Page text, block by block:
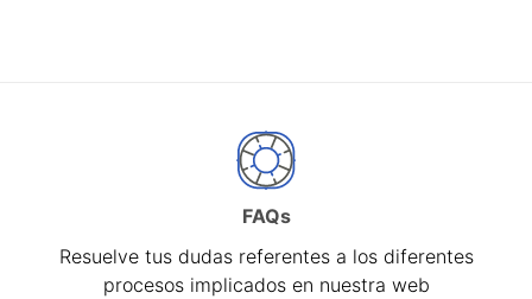
FAQs
Resuelve tus dudas referentes a los diferentes
procesos implicados en nuestra web